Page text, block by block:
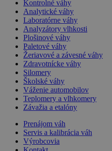
Kontrolné váhy
Analytické váhy
Laboratórne váhy
Analyzátory vlhkosti
Plošinové váhy
Paletové váhy
Žeriavové a závesné váhy
Zdravotnícke váhy
Silomery
Školské váhy
Váženie automobilov
Teplomery a vlhkomery
Závažia a etalóny
Prenájom váh
Servis a kalibrácia váh
Výrobcovia